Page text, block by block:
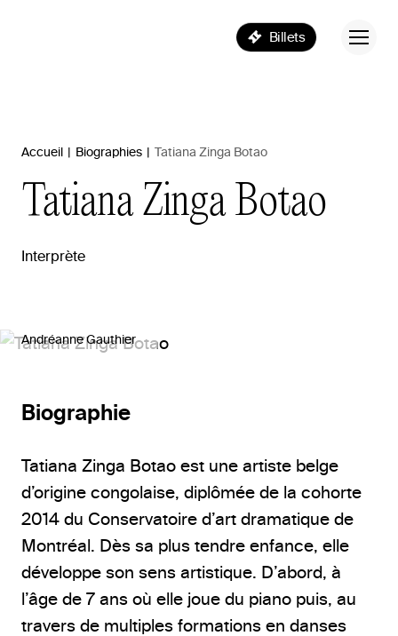
Billets
Accueil | Biographies | Tatiana Zinga Botao
TatianaZingaBotao
Interprète
Andréanne Gauthier
Biographie
Tatiana Zinga Botao est une artiste belge
d’origine congolaise, diplômée de la cohorte
2014 du Conservatoire d’art dramatique de
Montréal. Dès sa plus tendre enfance, elle
développe son sens artistique. D’abord, à
l’âge de 7 ans où elle joue du piano puis, au
travers de multiples formations en danses